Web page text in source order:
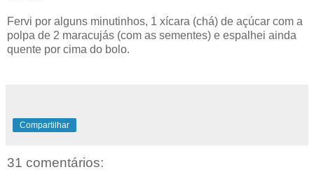
Fervi por alguns minutinhos, 1 xícara (chá) de açúcar com a
polpa de 2 maracujás (com as sementes) e espalhei ainda
quente por cima do bolo.
Compartilhar
31 comentários: